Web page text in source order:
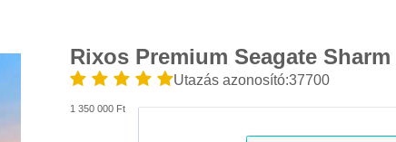
Rixos Premium Seagate
Utazás azonosító:37700
1 350 000 Ft